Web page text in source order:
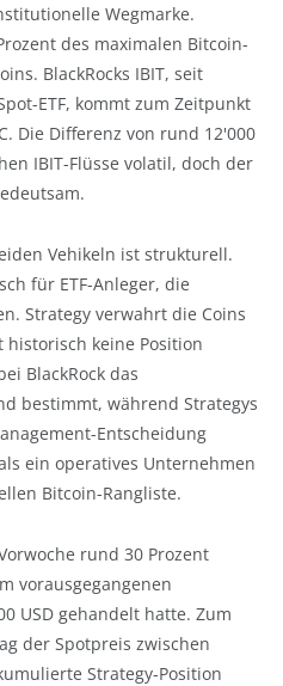
Wegmarke.
des maximalen Bitcoin-
BlackRocks IBIT, seit
ETF, kommt zum Zeitpunkt
Die Differenz von rund 12'000
IBIT-Flüsse volatil, doch der
Vehikeln ist strukturell.
für ETF-Anleger, die
Strategy verwahrt die Coins
keine Position
BlackRock das
bestimmt, während Strategys
Entscheidung
ein operatives Unternehmen
Bitcoin-Rangliste.
rund 30 Prozent
vorausgegangenen
USD gehandelt hatte. Zum
der Spotpreis zwischen
Strategy-Position